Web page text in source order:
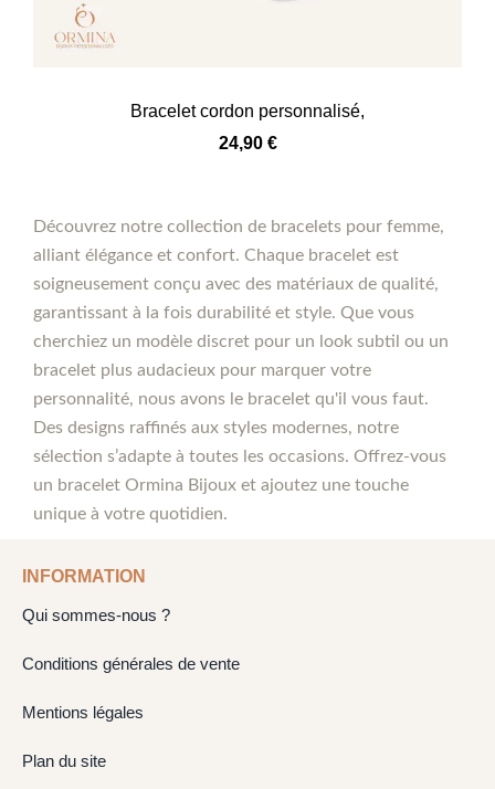
Bracelet cordon personnalisé,
24,90 €
Découvrez notre collection de bracelets pour femme,
alliant élégance et confort. Chaque bracelet est
soigneusement conçu avec des matériaux de qualité,
garantissant à la fois durabilité et style. Que vous
cherchiez un modèle discret pour un look subtil ou un
bracelet plus audacieux pour marquer votre
personnalité, nous avons le bracelet qu'il vous faut.
Des designs raffinés aux styles modernes, notre
sélection s’adapte à toutes les occasions. Offrez-vous
un bracelet Ormina Bijoux et ajoutez une touche
unique à votre quotidien.
INFORMATION
Qui sommes-nous ?
Conditions générales de vente
Mentions légales
Plan du site